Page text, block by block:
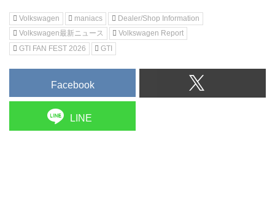
Volkswagen maniacs
Dealer/Shop Information
Volkswagen最新ニュース
Volkswagen Report
GTI FAN FEST 2026
GTI
Facebook
LINE